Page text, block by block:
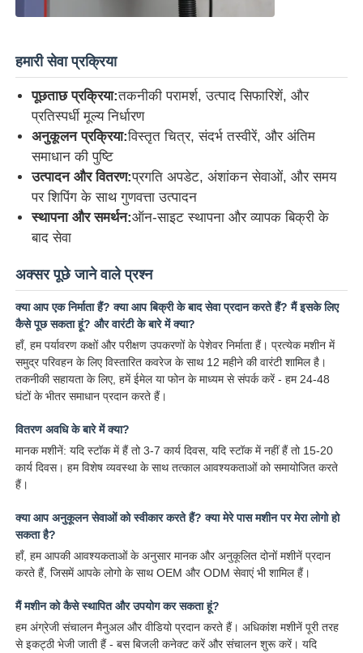
हमारी सेवा प्रक्रिया
पूछताछ प्रक्रिया:तकनीकी परामर्श, उत्पाद सिफारिशें, और
प्रतिस्पर्धी मूल्य निर्धारण
अनुकूलन प्रक्रिया:विस्तृत चित्र, संदर्भ तस्वीरें, और अंतिम
समाधान की पुष्टि
उत्पादन और वितरण:प्रगति अपडेट, अंशांकन सेवाओं, और समय
पर शिपिंग के साथ गुणवत्ता उत्पादन
स्थापना और समर्थन:ऑन-साइट स्थापना और व्यापक बिक्री के
बाद सेवा
अक्सर पूछे जाने वाले प्रश्न
क्या आप एक निर्माता हैं? क्या आप बिक्री के बाद सेवा प्रदान करते हैं? मैं इसके लिए
कैसे पूछ सकता हूं? और वारंटी के बारे में क्या?
हाँ, हम पर्यावरण कक्षों और परीक्षण उपकरणों के पेशेवर निर्माता हैं। प्रत्येक मशीन में
समुद्र परिवहन के लिए विस्तारित कवरेज के साथ 12 महीने की वारंटी शामिल है।
तकनीकी सहायता के लिए, हमें ईमेल या फोन के माध्यम से संपर्क करें - हम 24-48
घंटों के भीतर समाधान प्रदान करते हैं।
वितरण अवधि के बारे में क्या?
मानक मशीनें: यदि स्टॉक में हैं तो 3-7 कार्य दिवस, यदि स्टॉक में नहीं हैं तो 15-20
कार्य दिवस। हम विशेष व्यवस्था के साथ तत्काल आवश्यकताओं को समायोजित करते
हैं।
क्या आप अनुकूलन सेवाओं को स्वीकार करते हैं? क्या मेरे पास मशीन पर मेरा लोगो हो
सकता है?
हाँ, हम आपकी आवश्यकताओं के अनुसार मानक और अनुकूलित दोनों मशीनें प्रदान
करते हैं, जिसमें आपके लोगो के साथ OEM और ODM सेवाएं भी शामिल हैं।
मैं मशीन को कैसे स्थापित और उपयोग कर सकता हूं?
हम अंग्रेजी संचालन मैनुअल और वीडियो प्रदान करते हैं। अधिकांश मशीनें पूरी तरह
से इकट्ठी भेजी जाती हैं - बस बिजली कनेक्ट करें और संचालन शुरू करें। यदि